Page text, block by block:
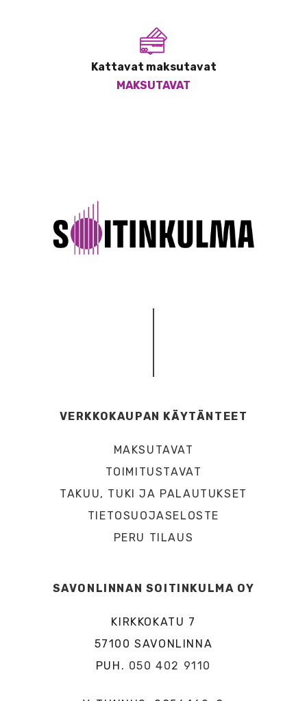
Kattavat maksutavat
MAKSUTAVAT
VERKKOKAUPAN KÄYTÄNTEET
MAKSUTAVAT
TOIMITUSTAVAT
TAKUU, TUKI JA PALAUTUKSET
TIETOSUOJASELOSTE
PERU TILAUS
SAVONLINNAN SOITINKULMA OY
KIRKKOKATU 7
57100 SAVONLINNA
PUH. 050 402 9110